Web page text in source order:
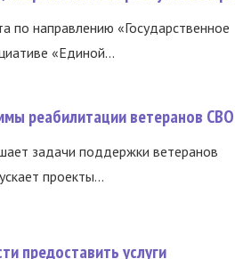
по направлению «Государственное
«Единой...
реабилитации ветеранов СВО
задачи поддержки ветеранов
проекты...
предоставить услуги